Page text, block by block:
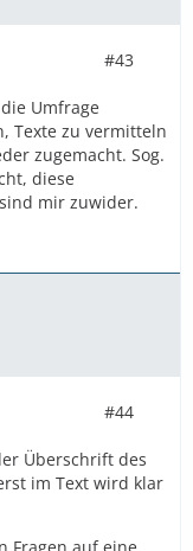
#43
Umfrage
Texte zu vermitteln
zugemacht. Sog.
diese
mir zuwider.
#44
Überschrift des
im Text wird klar